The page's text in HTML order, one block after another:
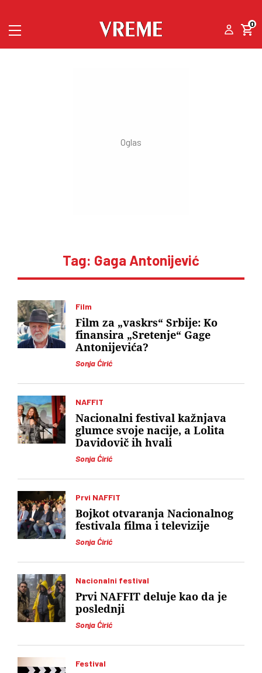
0
Tag: Gaga Antonijević
Film
Sonja Ćirić
Film za „vaskrs“ Srbije: Ko
finansira „Sretenje“ Gage
Antonijevića?
NAFFIT
Sonja Ćirić
Nacionalni festival kažnjava
glumce svoje nacije, a Lolita
Davidovič ih hvali
Prvi NAFFIT
Sonja Ćirić
Bojkot otvaranja Nacionalnog
festivala filma i televizije
Nacionalni festival
Sonja Ćirić
Prvi NAFFIT deluje kao da je
poslednji
Festival